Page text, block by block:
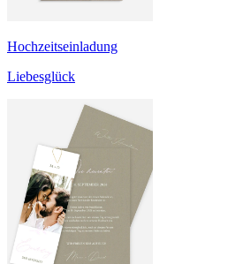
Hochzeitseinladung
Liebesglück